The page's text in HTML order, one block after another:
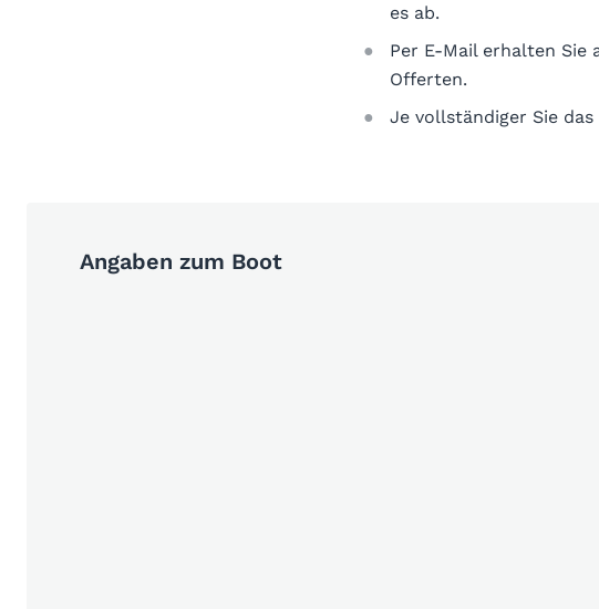
es ab.
Per E-Mail erhalten Sie
Offerten.
Je vollständiger Sie
Angaben zum Boot